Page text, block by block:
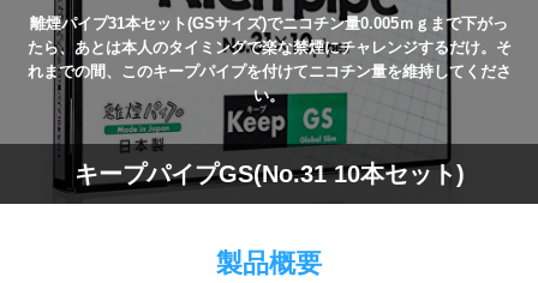
キープパイプGS(No.31 10本セット)
離煙パイプ31本セット(GSサイズ)でニコチン量0.005ｍｇまで下がっ
たら、あとは本人のタイミングで楽な禁煙にチャレンジするだけ。そ
れまでの間、このキープパイプを付けてニコチン量を維持してくださ
い。
製品概要